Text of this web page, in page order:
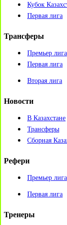
Кубок
Первая лига
Трансферы
Премьер лига
Первая лига
Вторая лига
Новости
В Казахстане
Трансферы
Сборная
Рефери
Премьер лига
Первая лига
Тренеры